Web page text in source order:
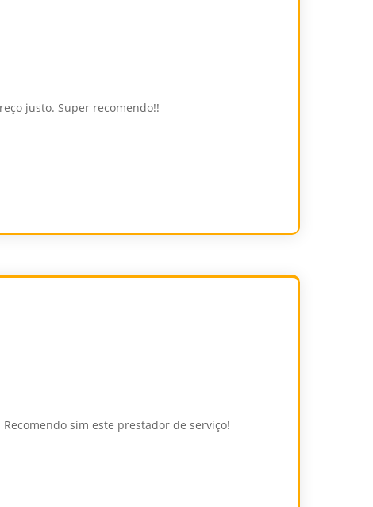
justo. Super recomendo!!
sim este prestador de serviço!